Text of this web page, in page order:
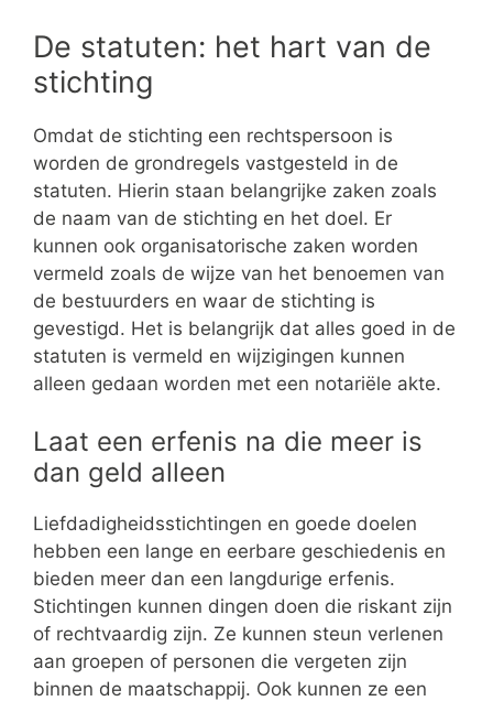
De statuten: het hart van de
stichting
Omdat de stichting een rechtspersoon is
worden de grondregels vastgesteld in de
statuten. Hierin staan belangrijke zaken zoals
de naam van de stichting en het doel. Er
kunnen ook organisatorische zaken worden
vermeld zoals de wijze van het benoemen van
de bestuurders en waar de stichting is
gevestigd. Het is belangrijk dat alles goed in de
statuten is vermeld en wijzigingen kunnen
alleen gedaan worden met een notariële akte.
Laat een erfenis na die meer is
dan geld alleen
Liefdadigheidsstichtingen en goede doelen
hebben een lange en eerbare geschiedenis en
bieden meer dan een langdurige erfenis.
Stichtingen kunnen dingen doen die riskant zijn
of rechtvaardig zijn. Ze kunnen steun verlenen
aan groepen of personen die vergeten zijn
binnen de maatschappij. Ook kunnen ze een